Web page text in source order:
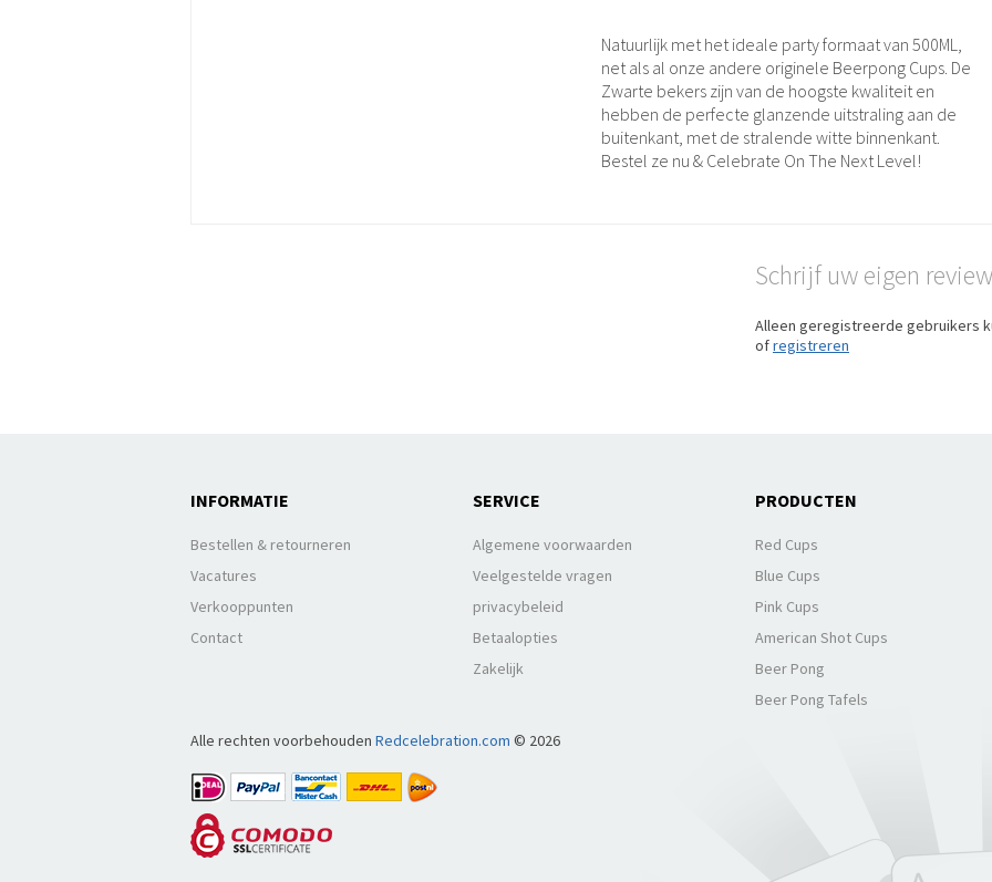
Natuurlijk met het ideale party formaat van 500ML,
net als al onze andere originele Beerpong Cups. De
Zwarte bekers zijn van de hoogste kwaliteit en
hebben de perfecte glanzende uitstraling aan de
buitenkant, met de stralende witte binnenkant.
Bestel ze nu & Celebrate On The Next Level!
Schrijf uw eigen review
Alleen geregistreerde gebruikers
ofregistreren
INFORMATIE
Bestellen & retourneren
Vacatures
Verkooppunten
Contact
SERVICE
Algemene voorwaarden
Veelgestelde vragen
privacybeleid
Betaalopties
Zakelijk
PRODUCTEN
Red Cups
Blue Cups
Pink Cups
American Shot Cups
Beer Pong
Beer Pong Tafels
Alle rechten voorbehouden Redcelebration.com © 2026